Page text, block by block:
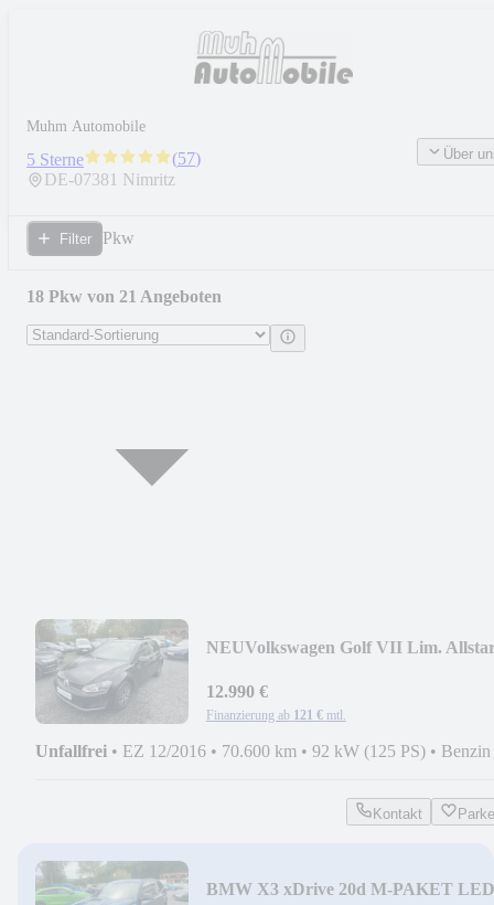
Muhm Automobile
5 Sterne (57)
DE-07381 Nimritz
Über
Filter Pkw
18 Pkw von 21 Angeboten
NEUVolkswagen Golf VII Lim.
12.990 €
Finanzierung ab 121 € mtl.
Unfallfrei • EZ 12/2016 • 70.600 km • 92 kW (125 PS) • Benzin
Kontakt
BMW X3 xDrive 20d M-PAKET LED